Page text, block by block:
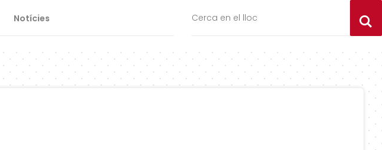
Notícies